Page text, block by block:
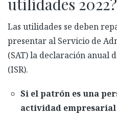
Las utilidades se deben
presentar al Servicio de
(SAT) la declaración anual
(ISR).
Si el patrón es una
actividad empresarial